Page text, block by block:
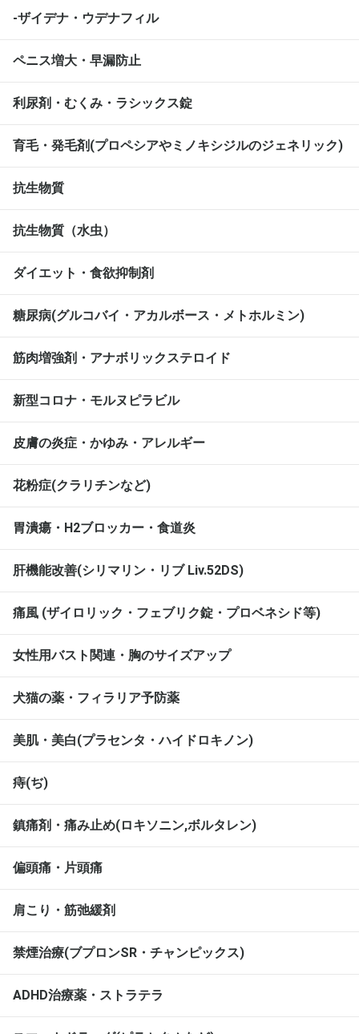
-ザイデナ・ウデナフィル
ペニス増大・早漏防止
利尿剤・むくみ・ラシックス錠
育毛・発毛剤(プロペシアやミノキシジルのジェネリック)
抗生物質
抗生物質（水虫）
ダイエット・食欲抑制剤
糖尿病(グルコバイ・アカルボース・メトホルミン)
筋肉増強剤・アナボリックステロイド
新型コロナ・モルヌピラビル
皮膚の炎症・かゆみ・アレルギー
花粉症(クラリチンなど)
胃潰瘍・H2ブロッカー・食道炎
肝機能改善(シリマリン・リブ Liv.52DS)
痛風 (ザイロリック・フェブリク錠・プロベネシド等)
女性用バスト関連・胸のサイズアップ
犬猫の薬・フィラリア予防薬
美肌・美白(プラセンタ・ハイドロキノン)
痔(ぢ)
鎮痛剤・痛み止め(ロキソニン,ボルタレン)
偏頭痛・片頭痛
肩こり・筋弛緩剤
禁煙治療(ブプロンSR・チャンピックス)
ADHD治療薬・ストラテラ